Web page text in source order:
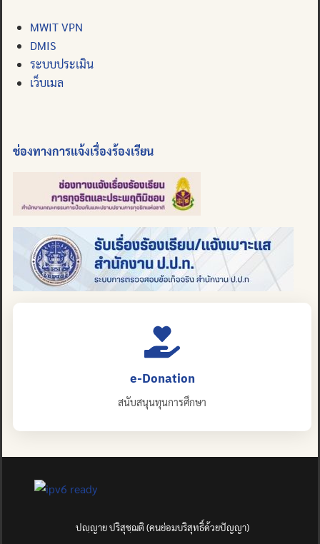
MWIT VPN
DMIS
ระบบประเมิน
เว็บเมล
ช่องทางการแจ้งเรื่องร้องเรียน
e-Donation
สนับสนุนทุนการศึกษา
ปญฺญาย ปริสุชฺฌติ (คนย่อมบริสุทธิ์ด้วยปัญญา)